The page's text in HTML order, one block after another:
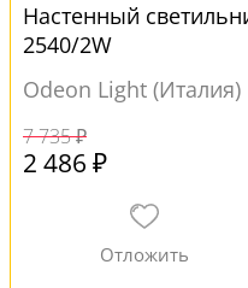
Настенный
2540/2W
Odeon Light (Италия)
7 735 ₽
2 486 ₽